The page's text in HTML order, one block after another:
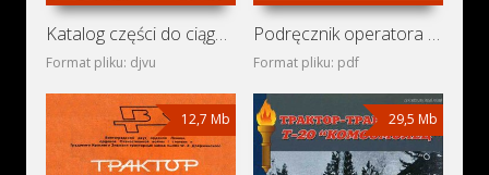
Katalog części do ciągników KTZ T-70SM i KTZ T-70V
Format pliku: djvu
Podręcznik operatora ciągników Challenger MT800C (MT835C,
Format pliku: pdf
12,7 Mb 29,5 Mb